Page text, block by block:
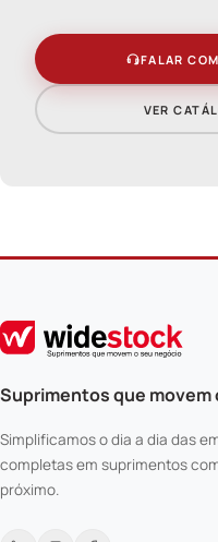
FALAR
VER
Suprimentos que movem
Simplificamos o dia a dia das
completas em suprimentos
próximo.